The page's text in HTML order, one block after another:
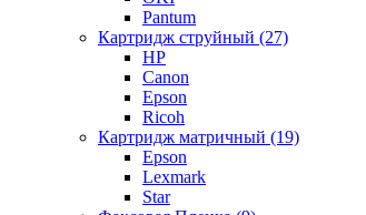
Pantum
Картридж струйный (27)
HP
Canon
Epson
Ricoh
Картридж матричный (19)
Epson
Lexmark
Star